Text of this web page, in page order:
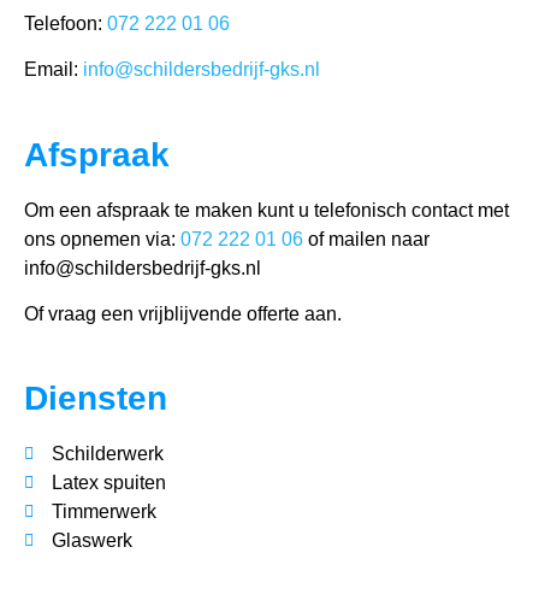
Telefoon: 072 222 01 06
Email: info@schildersbedrijf-gks.nl
Afspraak
Om een afspraak te maken kunt u telefonisch contact met
ons opnemen via: 072 222 01 06 of mailen naar
info@schildersbedrijf-gks.nl
Of vraag een vrijblijvende offerte aan.
Diensten
Schilderwerk
Latex spuiten
Timmerwerk
Glaswerk